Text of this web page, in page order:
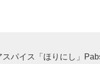
スパイス「ほりにし」